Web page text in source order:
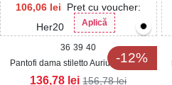
106,06 lei
Pret cu voucher:
Her20
Aplică
-12%
36 39 40
Pantofi dama stiletto Auriu din Satin
Keylen
136,78 lei 156,78lei